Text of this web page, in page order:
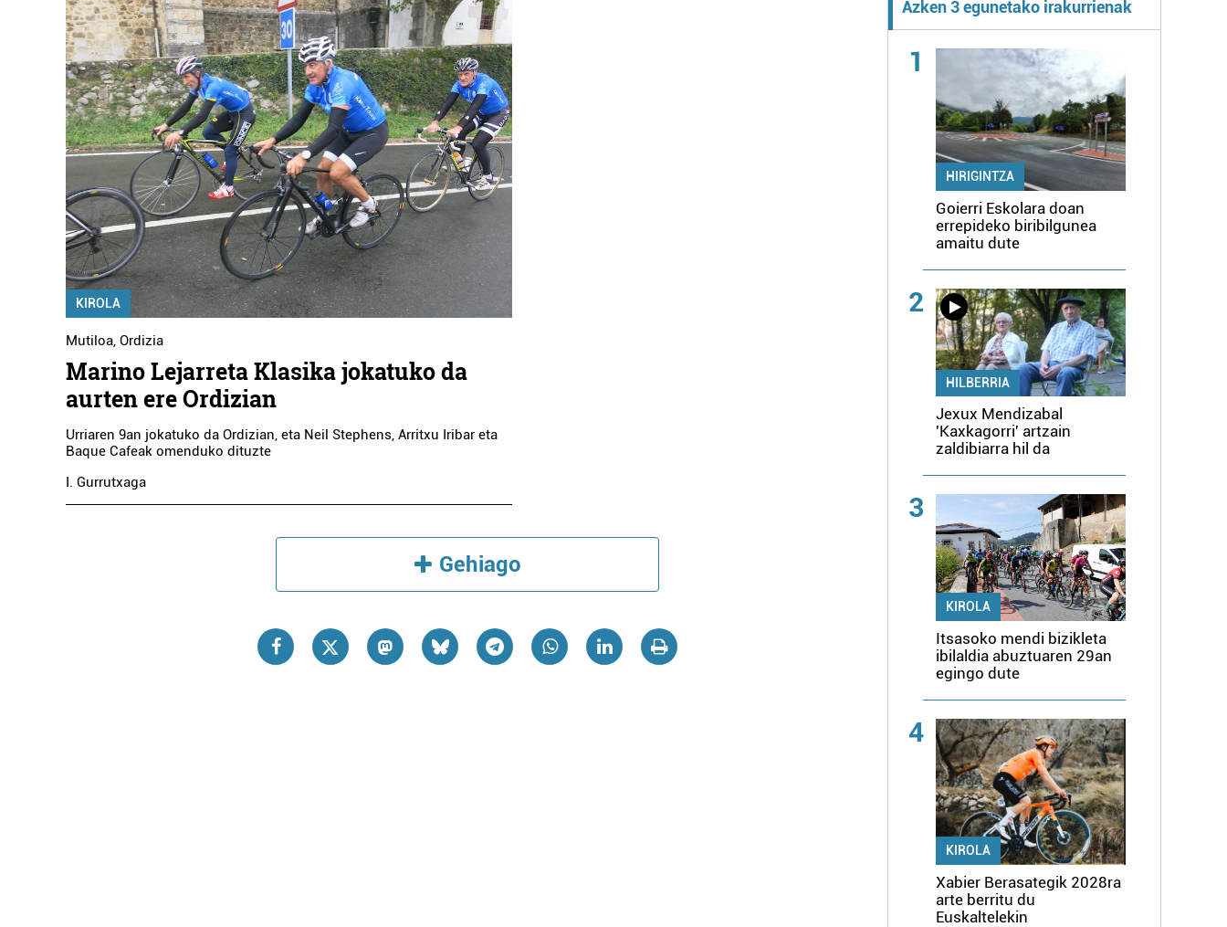
KIROLA
Mutiloa, Ordizia
Marino Lejarreta Klasika jokatuko da
aurten ere Ordizian
Urriaren 9an jokatuko da Ordizian, eta Neil Stephens, Arritxu Iribar eta
Baque Cafeak omenduko dituzte
I. Gurrutxaga
Gehiago
Azken 3 egunetako irakurrienak
1
HIRIGINTZA
Goierri Eskolara doan
errepideko biribilgunea
amaitu dute
2
HILBERRIA
Jexux Mendizabal
'Kaxkagorri' artzain
zaldibiarra hil da
3
KIROLA
Itsasoko mendi bizikleta
ibilaldia abuztuaren 29an
egingo dute
4
KIROLA
Xabier Berasategik 2028ra
arte berritu du
Euskaltelekin